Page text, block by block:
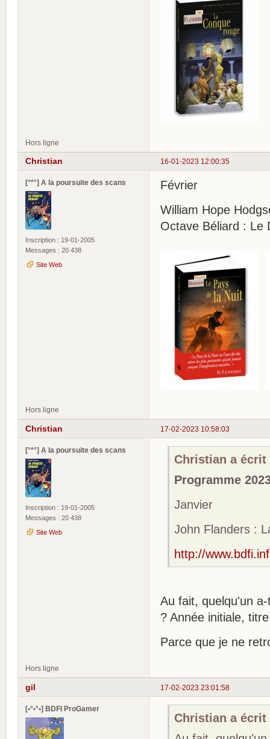
Hors ligne
16-01-2023 12:00:35
Christian
[°*°] A la poursuite des scans
Inscription : 19-01-2005
Messages : 20 438
Site Web
Février
William Hope
Octave Béliard : Le
Hors ligne
17-02-2023 10:58:03
Christian
[°*°] A la poursuite des scans
Inscription : 19-01-2005
Messages : 20 438
Site Web
Christian a écrit
Programme
Janvier
John Flanders :
http://
Au fait, quelqu'un
? Année initiale,
Parce que je ne
Hors ligne
17-02-2023 23:01:58
gil
[•°•°•] BDFI ProGamer
Christian a écrit